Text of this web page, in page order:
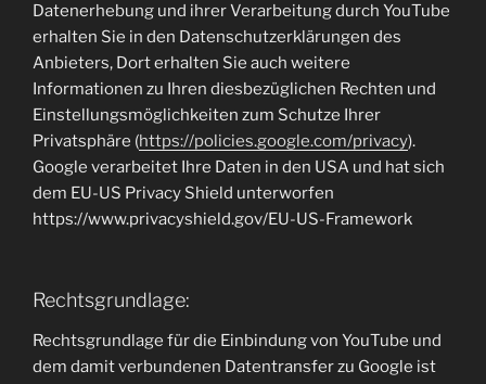
Datenerhebung und ihrer Verarbeitung durch YouTube
erhalten Sie in den Datenschutzerklärungen des
Anbieters, Dort erhalten Sie auch weitere
Informationen zu Ihren diesbezüglichen Rechten und
Einstellungsmöglichkeiten zum Schutze Ihrer
Privatsphäre (https://policies.google.com/privacy).
Google verarbeitet Ihre Daten in den USA und hat sich
dem EU-US Privacy Shield unterworfen
https://www.privacyshield.gov/EU-US-Framework
Rechtsgrundlage:
Rechtsgrundlage für die Einbindung von YouTube und
dem damit verbundenen Datentransfer zu Google ist